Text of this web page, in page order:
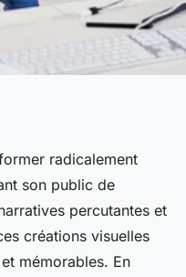
radicalement
son public de
percutantes et
créations visuelles
mémorables. En